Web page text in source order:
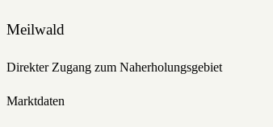
Meilwald
Direkter Zugang zum Naherholungsgebiet
Marktdaten